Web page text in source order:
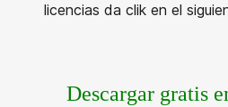
licencias da clik en el
Descargar gratis